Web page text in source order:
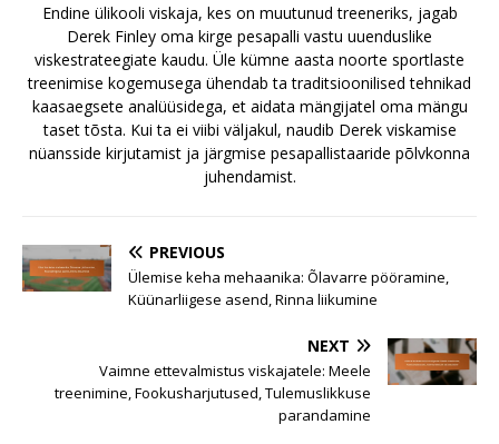
Endine ülikooli viskaja, kes on muutunud treeneriks, jagab
Derek Finley oma kirge pesapalli vastu uuenduslike
viskestrateegiate kaudu. Üle kümne aasta noorte sportlaste
treenimise kogemusega ühendab ta traditsioonilised tehnikad
kaasaegsete analüüsidega, et aidata mängijatel oma mängu
taset tõsta. Kui ta ei viibi väljakul, naudib Derek viskamise
nüansside kirjutamist ja järgmise pesapallistaaride põlvkonna
juhendamist.
PREVIOUS
Ülemise keha mehaanika: Õlavarre pööramine,
Küünarliigese asend, Rinna liikumine
NEXT
Vaimne ettevalmistus viskajatele: Meele
treenimine, Fookusharjutused, Tulemuslikkuse
parandamine